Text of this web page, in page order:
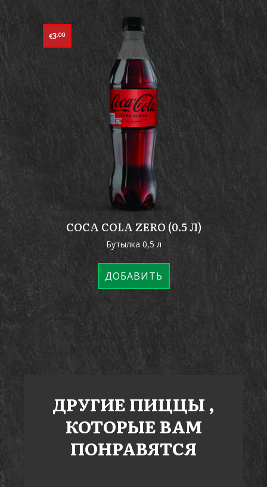
COCA COLA ZERO (0.5 Л)
Бутылка 0,5 л
€3.00
ДОБАВИТЬ
ДРУГИЕПИЦЦЫ ,
КОТОРЫЕ ВАМ
ПОНРАВЯТСЯ